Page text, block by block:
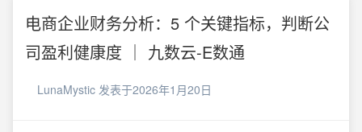
电商企业财务分析：5 个关键指标，判断公
司盈利健康度 ｜ 九数云-E数通
LunaMystic 发表于2026年1月20日